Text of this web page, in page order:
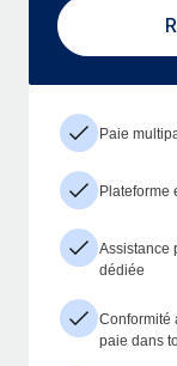
Paie
Plateforme
Assistance
dédiée
Conformité
paie dans